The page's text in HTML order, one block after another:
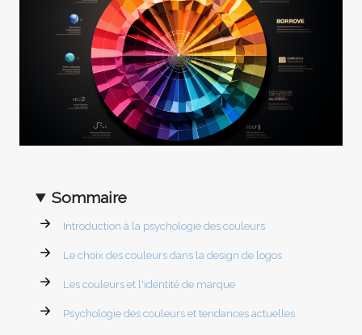
Sommaire
Introduction à la psychologie des couleurs
Le choix des couleurs dans la design de logos
Les couleurs et l'identité de marque
Psychologie des couleurs et tendances actuelles